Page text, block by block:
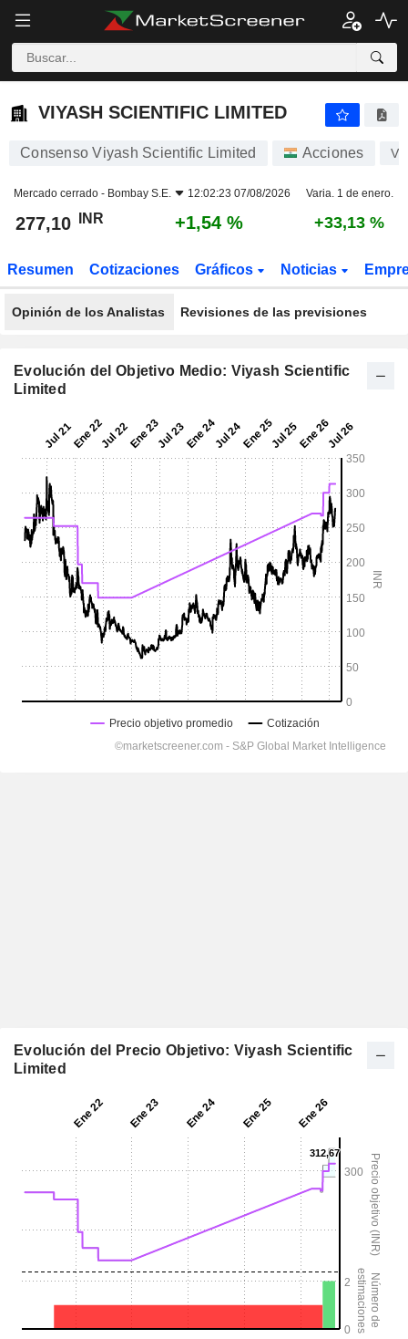
VIYASH SCIENTIFIC LIMITED
VIYASH SCIENTIFIC LIMITED
Consenso Viyash Scientific Limited Acciones
Mercado cerrado - Bombay S.E. 12:02:23 07/08/2026 Varia. 1 de enero.
277,10 INR +1,54 % +33,13 %
Resumen Cotizaciones Gráficos Noticias
Opinión de los Analistas Revisiones de las previsiones
Evolución del Objetivo Medio: Viyash Scientific
Limited
Evolución del Precio Objetivo: Viyash Scientific
Limited